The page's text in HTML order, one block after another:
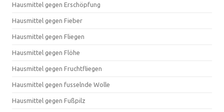
Hausmittel gegen Erschöpfung
Hausmittel gegen Fieber
Hausmittel gegen Fliegen
Hausmittel gegen Flöhe
Hausmittel gegen Fruchtfliegen
Hausmittel gegen fusselnde Wolle
Hausmittel gegen Fußpilz